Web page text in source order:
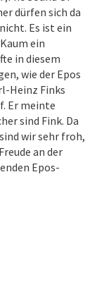
dürfen sich da
Es ist ein
ein
in diesem
wie der Epos
Heinz Finks
Er meinte
sind Fink. Da
wir sehr froh,
an der
Epos-